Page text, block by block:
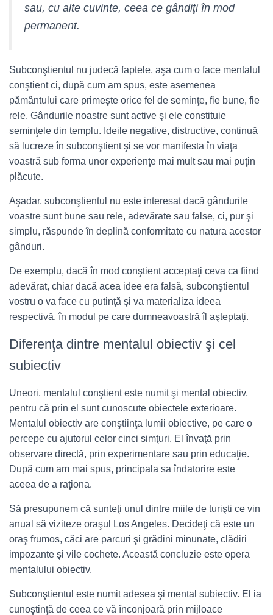
sau, cu alte cuvinte, ceea ce gândiţi în mod
permanent.
Subconştientul nu judecă faptele, aşa cum o face mentalul
conştient ci, după cum am spus, este asemenea
pământului care primeşte orice fel de seminţe, fie bune, fie
rele. Gândurile noastre sunt active şi ele constituie
seminţele din templu. Ideile negative, distructive, continuă
să lucreze în subconştient şi se vor manifesta în viaţa
voastră sub forma unor experienţe mai mult sau mai puţin
plăcute.
Aşadar, subconştientul nu este interesat dacă gândurile
voastre sunt bune sau rele, adevărate sau false, ci, pur şi
simplu, răspunde în deplină conformitate cu natura acestor
gânduri.
De exemplu, dacă în mod conştient acceptaţi ceva ca fiind
adevărat, chiar dacă acea idee era falsă, subconştientul
vostru o va face cu putinţă şi va materializa ideea
respectivă, în modul pe care dumneavoastră îl aşteptaţi.
Diferenţa dintre mentalul obiectiv şi cel
subiectiv
Uneori, mentalul conştient este numit şi mental obiectiv,
pentru că prin el sunt cunoscute obiectele exterioare.
Mentalul obiectiv are conştiinţa lumii obiective, pe care o
percepe cu ajutorul celor cinci simţuri. El învaţă prin
observare directă, prin experimentare sau prin educaţie.
După cum am mai spus, principala sa îndatorire este
aceea de a raţiona.
Să presupunem că sunteţi unul dintre miile de turişti ce vin
anual să viziteze oraşul Los Angeles. Decideţi că este un
oraş frumos, căci are parcuri şi grădini minunate, clădiri
impozante şi vile cochete. Această concluzie este opera
mentalului obiectiv.
Subconştientul este numit adesea şi mental subiectiv. El ia
cunoştinţă de ceea ce vă înconjoară prin mijloace